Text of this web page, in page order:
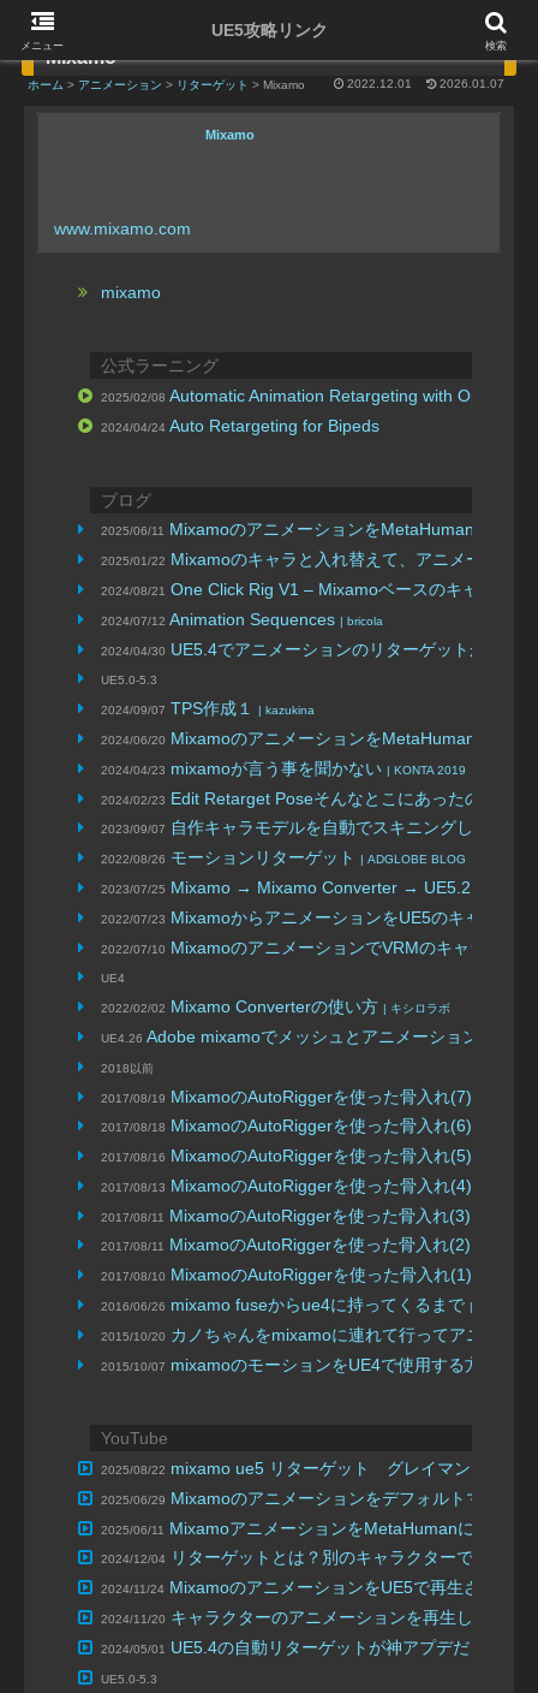
Mixamo
2022.12.01 2026.01.07
ホーム > アニメーション > リターゲット > Mixamo
Mixamo
www.mixamo.com
mixamo
公式ラーニング
2025/02/08 Automatic Animation Retargeting with
2024/04/24 Auto Retargeting for Bipeds
ブログ
2025/06/11 MixamoのアニメーションをMetaHumanに適用
2025/01/22 Mixamoのキャラと入れ替えて、アニメーショ
2024/08/21 One Click Rig V1 – Mixamoベースのキャラク
2024/07/12 Animation Sequences | bricola
2024/04/30 UE5.4でアニメーションのリターゲットが簡単
UE5.0-5.3
2024/09/07 TPS作成１ | kazukina
2024/06/20 MixamoのアニメーションをMetaHumanに適応
2024/04/23 mixamoが言う事を聞かない | KONTA 2019
2024/02/23 Edit Retarget Poseそんなとこにあったのかいっ
2023/09/07 自作キャラモデルを自動でスキニングしてアニ
2022/08/26 モーションリターゲット | ADGLOBE BLOG
2023/07/25 Mixamo → Mixamo Converter → UE5.2
2022/07/23 MixamoからアニメーションをUE5のキャラで
2022/07/10 MixamoのアニメーションでVRMのキャラクタ
UE4
2022/02/02 Mixamo Converterの使い方 | キシロラボ
UE4.26 Adobe mixamoでメッシュとアニメーション取得
2018以前
2017/08/19 MixamoのAutoRiggerを使った骨入れ(7) Unity
2017/08/18 MixamoのAutoRiggerを使った骨入れ(6) ルー
2017/08/16 MixamoのAutoRiggerを使った骨入れ(5) アニ
2017/08/13 MixamoのAutoRiggerを使った骨入れ(4) アニメ
2017/08/11 MixamoのAutoRiggerを使った骨入れ(3)
2017/08/11 MixamoのAutoRiggerを使った骨入れ(2)
2017/08/10 MixamoのAutoRiggerを使った骨入れ(1)
2016/06/26 mixamo fuseからue4に持ってくるまで | kenichi
2015/10/20 カノちゃんをmixamoに連れて行ってアニメー
2015/10/07 mixamoのモーションをUE4で使用する方法と注
YouTube
2025/08/22 mixamo ue5 リターゲット グレイマンを置き
2025/06/29 Mixamoのアニメーションをデフォルトマネキ
2025/06/11 MixamoアニメーションをMetaHumanに適用す
2024/12/04 リターゲットとは？別のキャラクターでアニメ
2024/11/24 MixamoのアニメーションをUE5で再生させて
2024/11/20 キャラクターのアニメーションを再生してみ
2024/05/01 UE5.4の自動リターゲットが神アプデだって！
UE5.0-5.3
メニュー
UE5攻略リンク
検索